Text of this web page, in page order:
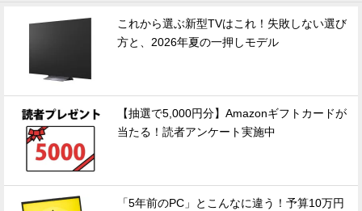
これから選ぶ新型TVはこれ！失敗しない選び
方と、2026年夏の一押しモデル
【抽選で5,000円分】Amazonギフトカードが
当たる！読者アンケート実施中
「5年前のPC」とこんなに違う！予算10万円